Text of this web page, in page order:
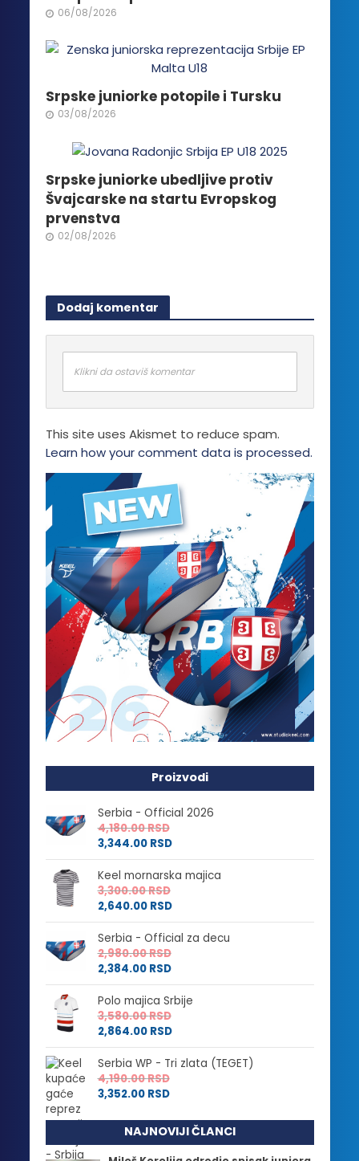
na
proizvoda.
06/08/2026
Srpske juniorke potopile i Tursku
03/08/2026
Srpske juniorke ubedljive protiv
Švajcarske na startu Evropskog
prvenstva
02/08/2026
Dodaj komentar
Klikni da ostaviš komentar
This site uses Akismet to reduce spam.
Learn how your comment data is processed.
Proizvodi
Serbia - Official 2026
4,180.00RSD
3,344.00 RSD
Keel mornarska majica
3,300.00RSD
2,640.00 RSD
Serbia - Official za decu
2,980.00RSD
2,384.00 RSD
Polo majica Srbije
3,580.00RSD
2,864.00 RSD
Serbia WP - Tri zlata (TEGET)
4,190.00RSD
3,352.00 RSD
NAJNOVIJI ČLANCI